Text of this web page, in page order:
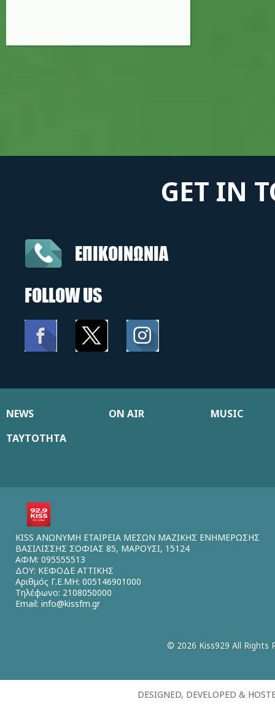
GET IN
ΕΠΙΚΟΙΝΩΝΙΑ
FOLLOW US
NEWS ON AIR
MUSIC
ΤΑΥΤΟΤΗΤΑ
KISS ΑΝΩΝΥΜΗ ΕΤΑΙΡΕΙΑ ΜΕΣΩΝ ΜΑΖΙΚΗΣ ΕΝΗΜΕΡΩΣΗΣ
ΒΑΣΙΛΙΣΣΗΣ ΣΟΦΙΑΣ 85, ΜΑΡΟΥΣΙ, 15124
ΑΦΜ: 095555513
ΔΟΥ: ΚΕΦΟΔΕ ΑΤΤΙΚΗΣ
Αριθμός Γ.Ε.ΜΗ: 005146901000
Τηλέφωνο: 2108050000
Email: info@kissfm.gr
© 2026 Kiss929 All Rights
DESIGNED, DEVELOPED &